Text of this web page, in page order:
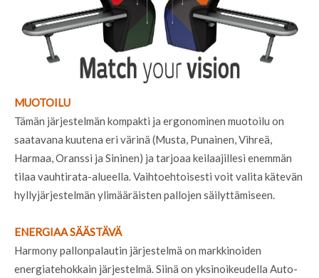
MUOTOILU
Tämän järjestelmän kompakti ja ergonominen muotoilu on
saatavana kuutena eri värinä (Musta, Punainen, Vihreä,
Harmaa, Oranssi ja Sininen) ja tarjoaa keilaajillesi enemmän
tilaa vauhtirata-alueella. Vaihtoehtoisesti voit valita kätevän
hyllyjärjestelmän ylimääräisten pallojen säilyttämiseen.
ENERGIAA SÄÄSTÄVÄ
Harmony pallonpalautin järjestelmä on markkinoiden
energiatehokkain järjestelmä. Siinä on yksinoikeudella Auto-